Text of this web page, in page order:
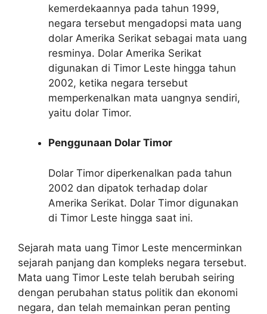
kemerdekaannya pada tahun 1999,
negara tersebut mengadopsi mata uang
dolar Amerika Serikat sebagai mata uang
resminya. Dolar Amerika Serikat
digunakan di Timor Leste hingga tahun
2002, ketika negara tersebut
memperkenalkan mata uangnya sendiri,
yaitu dolar Timor.
Penggunaan Dolar Timor
Dolar Timor diperkenalkan pada tahun
2002 dan dipatok terhadap dolar
Amerika Serikat. Dolar Timor digunakan
di Timor Leste hingga saat ini.
Sejarah mata uang Timor Leste mencerminkan
sejarah panjang dan kompleks negara tersebut.
Mata uang Timor Leste telah berubah seiring
dengan perubahan status politik dan ekonomi
negara, dan telah memainkan peran penting